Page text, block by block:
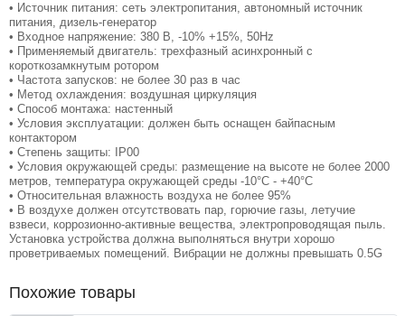
• Источник питания: сеть электропитания, автономный источник
питания, дизель-генератор
• Входное напряжение: 380 В, -10% +15%, 50Hz
• Применяемый двигатель: трехфазный асинхронный с
короткозамкнутым ротором
• Частота запусков: не более 30 раз в час
• Метод охлаждения: воздушная циркуляция
• Способ монтажа: настенный
• Условия эксплуатации: должен быть оснащен байпасным
контактором
• Степень защиты: IP00
• Условия окружающей среды: размещение на высоте не более 2000
метров, температура окружающей среды -10°С - +40°С
• Относительная влажность воздуха не более 95%
• В воздухе должен отсутствовать пар, горючие газы, летучие
взвеси, коррозионно-активные вещества, электропроводящая пыль.
Установка устройства должна выполняться внутри хорошо
проветриваемых помещений. Вибрации не должны превышать 0.5G
Похожие товары